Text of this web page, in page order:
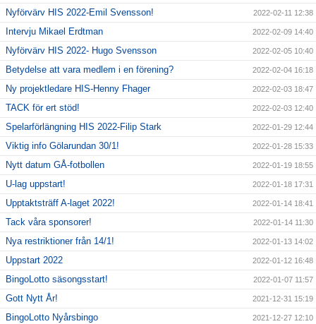
Nyförvärv HIS 2022-Emil Svensson! 2022-02-11 12:38
Intervju Mikael Erdtman 2022-02-09 14:40
Nyförvärv HIS 2022- Hugo Svensson 2022-02-05 10:40
Betydelse att vara medlem i en förening? 2022-02-04 16:18
Ny projektledare HIS-Henny Fhager 2022-02-03 18:47
TACK för ert stöd! 2022-02-03 12:40
Spelarförlängning HIS 2022-Filip Stark 2022-01-29 12:44
Viktig info Gölarundan 30/1! 2022-01-28 15:33
Nytt datum GÅ-fotbollen 2022-01-19 18:55
U-lag uppstart! 2022-01-18 17:31
Upptaktsträff A-laget 2022! 2022-01-14 18:41
Tack våra sponsorer! 2022-01-14 11:30
Nya restriktioner från 14/1! 2022-01-13 14:02
Uppstart 2022 2022-01-12 16:48
BingoLotto säsongsstart! 2022-01-07 11:57
Gott Nytt År! 2021-12-31 15:19
BingoLotto Nyårsbingo 2021-12-27 12:10